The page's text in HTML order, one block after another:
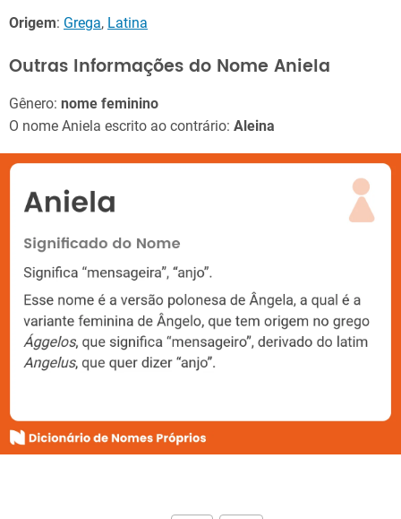
Origem: Grega, Latina
Outras Informações do Nome Aniela
Gênero: nome feminino
O nome Aniela escrito ao contrário: Aleina